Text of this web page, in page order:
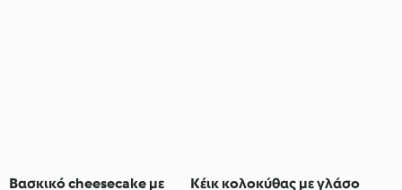
Βασκικό cheesecake με
Κέικ κολοκύθας με γλάσο